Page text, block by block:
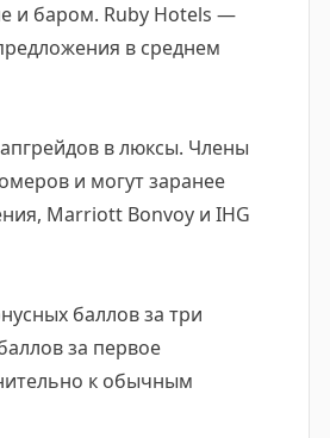
и баром. Ruby Hotels —
в среднем
в люксы. Члены
и могут заранее
Marriott Bonvoy и IHG
баллов за три
за первое
к обычным